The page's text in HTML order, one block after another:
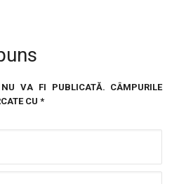
VA FI PUBLICATĂ. CÂMPURILE
CU *